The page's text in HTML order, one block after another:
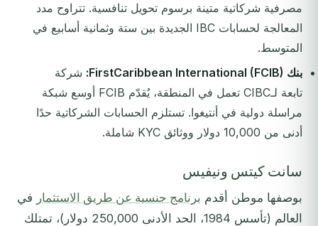
مصرفية شركاتية متينة برسوم تحويل تنافسية. تتراوح مدد
المعالجة لحسابات IBC الجديدة بين ستة وثمانية أسابيع في
المتوسط.
بنك FirstCaribbean International (FCIB):
شركة
تابعة لـCIBC تعمل في المنطقة، يُقدّم FCIB أوسع شبكة
مراسلة دولية في أنتيغوا. تستلزم الحسابات الشركاتية حدًا
أدنى من 10,000 دولار ووثائق KYC شاملة.
سانت كيتس ونيفيس
بوصفها موطن أقدم برنامج جنسية عن طريق الاستثمار في
العالم (تأسس 1984، الحد الأدنى 250,000 دولار)، تمتلك